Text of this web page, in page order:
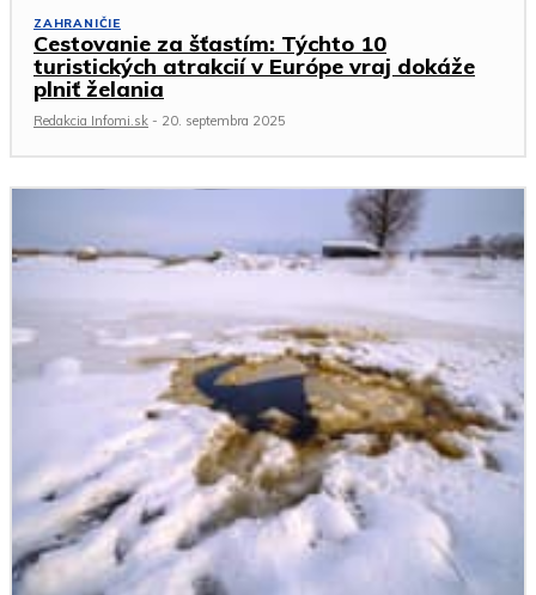
ZAHRANIČIE
Cestovanie za šťastím: Týchto 10
turistických atrakcií v Európe vraj dokáže
plniť želania
Redakcia Infomi.sk - 20. septembra 2025